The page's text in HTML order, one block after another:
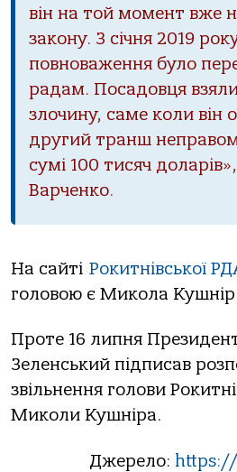
він на той момент вже
закону. З січня 2019
повноваження було
радам. Посадовця
злочину, саме коли він
другий транш
сумі 100 тисяч
Варченко.
На сайті Рокитнівської
головою є Микола
Проте 16 липня
Зеленський підписав
звільнення голови
Миколи Кушніра.
Джерело: